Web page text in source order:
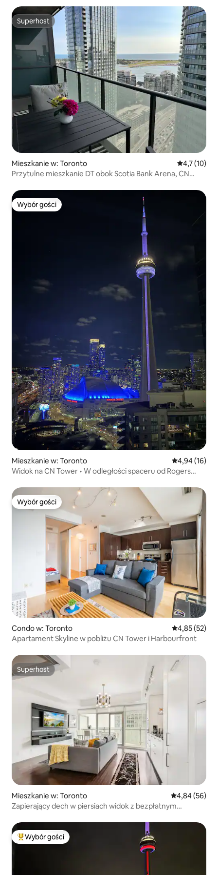
Superhost
Superhost
Mieszkanie w: Toronto Średnia
4,7 (10)
Przytulne mieszkanie DT obok Scotia Bank Arena, CN
Wybór gości
Wybór gości
Mieszkanie w: Toronto Średnia
4,94 (16)
Widok na CN Tower • W odległości spaceru od Rogers
Wybór gości
Wybór gości
Condo w: Toronto Średnia
4,85 (52)
Apartament Skyline w pobliżu CN Tower i Harbourfront
Superhost
Superhost
Mieszkanie w: Toronto Średnia
4,84 (56)
Zapierający dech w piersiach widok z bezpłatnym
Najpopularniejsze z kategorii Wybór gości
Wybór gości